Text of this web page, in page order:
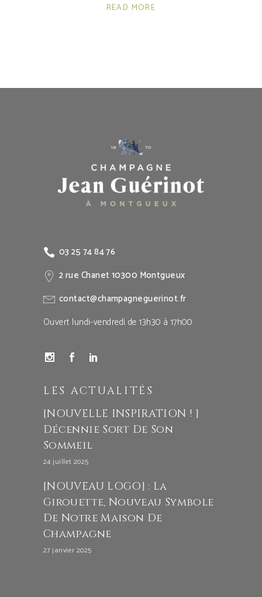
READ MORE
03 25 74 84 76
2 rue Chanet 10300 Montgueux
contact@champagneguerinot.fr
Ouvert lundi-vendredi de 13h30 à 17h00
LES ACTUALITÉS
[NOUVELLE INSPIRATION ! ]
Décennie Sort De Son
Sommeil
24 juillet 2025
[NOUVEAU LOGO] : La
Girouette, Nouveau Symbole
De Notre Maison De
Champagne
27 janvier 2025